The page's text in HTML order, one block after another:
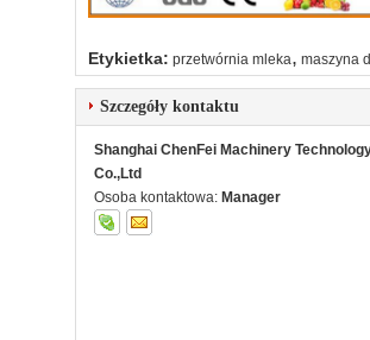
Etykietka: przetwórnia mleka, maszyna
Szczegóły kontaktu
Shanghai ChenFei Machinery
Co.,Ltd
Osoba kontaktowa: Manager